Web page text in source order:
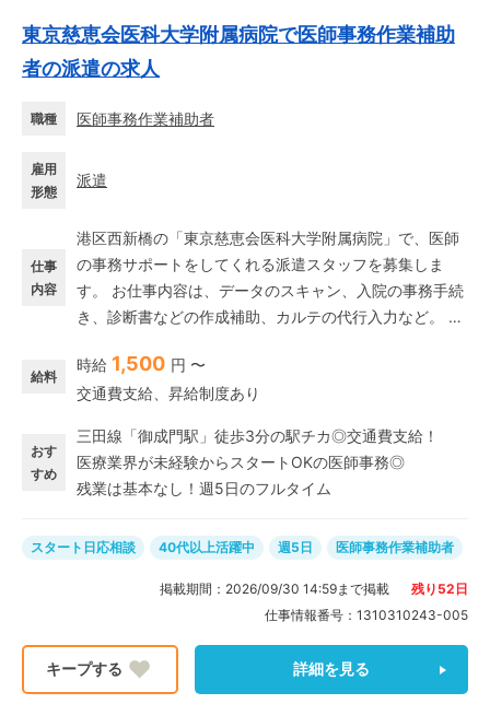
東京慈恵会医科大学附属病院で医師事務作業補助
者の派遣の求人
職種 医師事務作業補助者
雇用
形態
派遣
仕事
内容
港区西新橋の「東京慈恵会医科大学附属病院」で、医師
の事務サポートをしてくれる派遣スタッフを募集しま
す。 お仕事内容は、データのスキャン、入院の事務手続
き、診断書などの作成補助、カルテの代行入力など。 診
を操作したり、書類を作ったりします。 医療機関での勤
務が初めてでも大丈夫! 事務のお仕事や接客業の経験を活
力のご経験がある方は特に大歓迎です♪
給料
時給 1,500 円 〜
交通費支給、昇給制度あり
おす
すめ
三田線「御成門駅」徒歩3分の駅チカ◎交通費支給！
医療業界が未経験からスタートOKの医師事務◎
残業は基本なし！週5日のフルタイム
スタート日応相談 40代以上活躍中 週5日 医師事務作業補助者
掲載期間： 2026/09/30 14:59まで掲載 残り 52 日
仕事情報番号： 1310310243-005
詳細を見る